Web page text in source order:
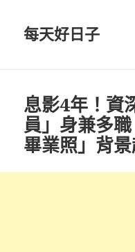
每天好日子
息影4年！資
員」身兼多
畢業照」背